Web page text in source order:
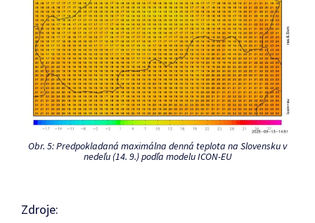
Obr. 5: Predpokladaná maximálna denná teplota na Slovensku v
nedeľu (14. 9.) podľa modelu ICON-EU
Zdroje: